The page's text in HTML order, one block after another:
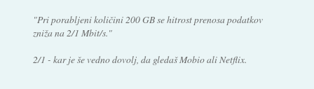
"Pri porabljeni količini 200 GB se hitrost prenosa podatkov
zniža na 2/1 Mbit/s."
2/1 - kar je še vedno dovolj, da gledaš Mobio ali Netflix.